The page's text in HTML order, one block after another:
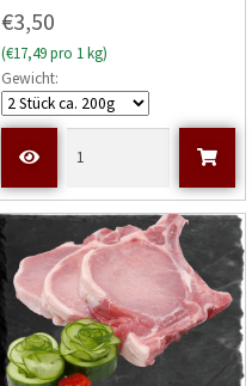
e
r
t
e
t
t
0
v
o
€3,50
(€17,49 pro 1 kg)
Gewicht: